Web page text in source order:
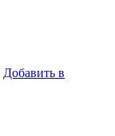
Добавить в